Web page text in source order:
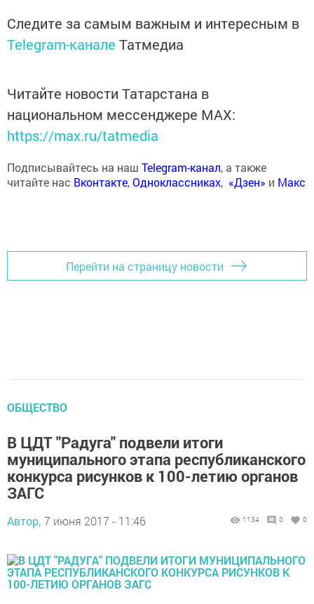
Следите за самым важным и интересным в
Telegram-канале Татмедиа
Читайте новости Татарстана в
национальном мессенджере MАХ:
https://max.ru/tatmedia
Подписывайтесь на наш Telegram-канал, а также
читайте нас Вконтакте,Одноклассниках, «Дзен» и Макс
Перейти на страницу новости
ОБЩЕСТВО
В ЦДТ "Радуга" подвели итоги
муниципального этапа республиканского
конкурса рисунков к 100-летию органов
ЗАГС
Автор, 7 июня 2017 - 11:46 1134 0 0